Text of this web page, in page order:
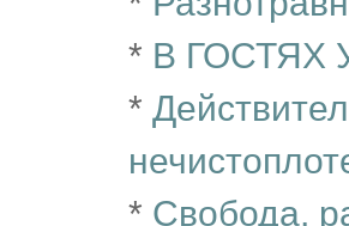
* В ГОСТЯХ
*
* Свобода,